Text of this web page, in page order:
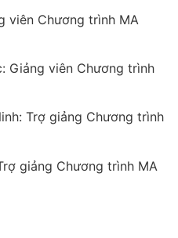
viên Chương trình MA
Giảng viên Chương trình
Trợ giảng Chương trình
giảng Chương trình MA